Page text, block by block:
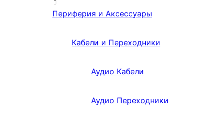
Периферия и Аксессуары
Кабели и Переходники
Аудио Кабели
Аудио Переходники